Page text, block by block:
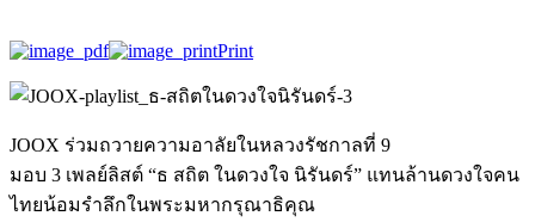
Print
JOOX ร่วมถวายความอาลัยในหลวงรัชกาลที่ 9
มอบ 3 เพลย์ลิสต์ “ธ สถิต ในดวงใจ นิรันดร์” แทนล้านดวงใจคน
ไทยน้อมรำลึกในพระมหากรุณาธิคุณ